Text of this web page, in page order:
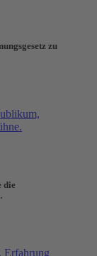
zu
die